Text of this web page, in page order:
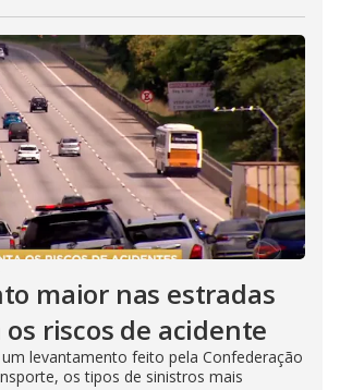
maior nas estradas
riscos de acidente
levantamento feito pela Confederação
os tipos de sinistros mais